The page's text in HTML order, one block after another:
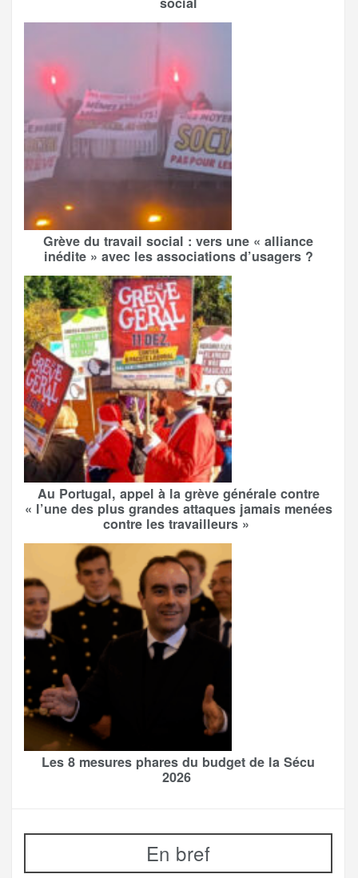
Grève du travail social : vers une « alliance
inédite » avec les associations d’usagers ?
Au Portugal, appel à la grève générale contre
« l’une des plus grandes attaques jamais menées
contre les travailleurs »
Les 8 mesures phares du budget de la Sécu
2026
En bref